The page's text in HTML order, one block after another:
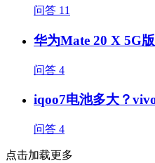
问答 11
华为Mate 20 X 5G
问答 4
iqoo7电池多大？
问答 4
点击加载更多